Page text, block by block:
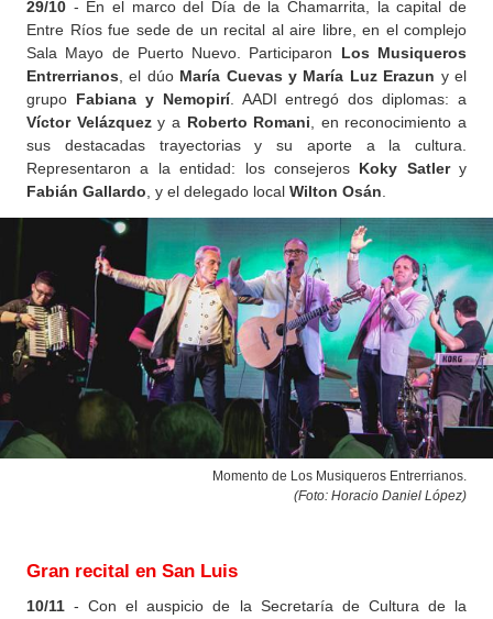
29/10 - En el marco del Día de la Chamarrita, la capital de
Entre Ríos fue sede de un recital al aire libre, en el complejo
Sala Mayo de Puerto Nuevo. Participaron Los Musiqueros
Entrerrianos , el dúoMaría Cuevas y María Luz Erazun y el
grupo Fabiana y Nemopirí. AADI entregó dos diplomas: a
Víctor Velázquezy a Roberto Romani , en reconocimiento a
sus destacadas trayectorias y su aporte a la cultura.
Representaron a la entidad: los consejeros Koky Satlery
Fabián Gallardo , y el delegado local Wilton Osán
Momento de Los Musiqueros Entrerrianos.
(Foto: Horacio Daniel López)
Gran recital en San Luis
10/11 - Con el auspicio de la Secretaría de Cultura de la